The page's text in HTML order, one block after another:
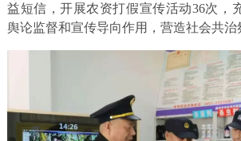
益短信，开展农资打假宣传活动36次，
舆论监督和宣传导向作用，营造社会共治